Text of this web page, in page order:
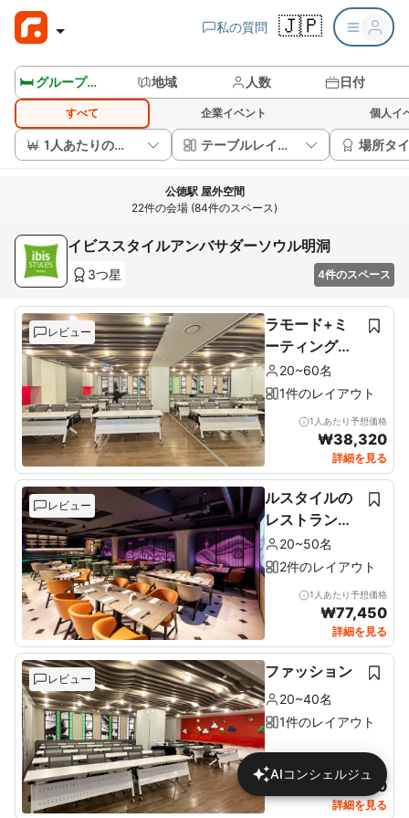
私の質問 🇯🇵
🛏️ グループルームを見る 地域 人数 日付
すべて 企業イベント 個人イ
1人あたりの価格 テーブルレイアウト 場所タ
公徳駅 屋外空間
22件の会場 (84件のスペース)
イビススタイルアンバサダーソウル明洞
3つ星 4件のスペース
レビュー
ラモード+ミ
ーティングル
ーム20~60名
1件のレイアウト
1人あたり予想価格
₩38,320
詳細を見る
レビュー
ルスタイルの
レストラン＆
ルーフトップ
20~50名
2件のレイアウト
1人あたり予想価格
₩77,450
詳細を見る
レビュー ファッション
20~40名
1件のレイアウト
1人あたり予想価格
46,170
詳細を見る
AIコンシェルジュ